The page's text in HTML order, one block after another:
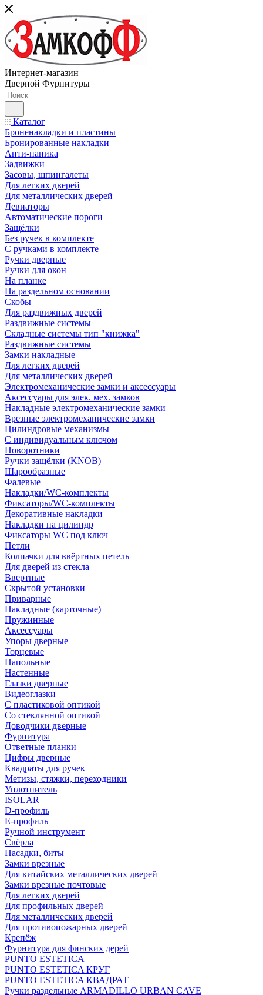
Интернет-магазин
Дверной Фурнитуры
Каталог
Броненакладки и пластины
Бронированные накладки
Анти-паника
Задвижки
Засовы, шпингалеты
Для легких дверей
Для металлических дверей
Девиаторы
Автоматические пороги
Защёлки
Без ручек в комплекте
С ручками в комплекте
Ручки дверные
Ручки для окон
На планке
На раздельном основании
Скобы
Для раздвижных дверей
Раздвижные системы
Складные системы тип "книжка"
Раздвижные системы
Замки накладные
Для легких дверей
Для металлических дверей
Электромеханические замки и аксессуары
Аксессуары для элек. мех. замков
Накладные электромеханические замки
Врезные электромеханические замки
Цилиндровые механизмы
С индивидуальным ключом
Поворотники
Ручки защёлки (KNOB)
Шарообразные
Фалевые
Накладки/WC-комплекты
Фиксаторы/WC-комплекты
Декоративные накладки
Накладки на цилиндр
Фиксаторы WC под ключ
Петли
Колпачки для ввёртных петель
Для дверей из стекла
Ввертные
Скрытой установки
Приварные
Накладные (карточные)
Пружинные
Аксессуары
Упоры дверные
Торцевые
Напольные
Настенные
Глазки дверные
Видеоглазки
С пластиковой оптикой
Со стеклянной оптикой
Доводчики дверные
Фурнитура
Ответные планки
Цифры дверные
Квадраты для ручек
Метизы, стяжки, переходники
Уплотнитель
ISOLAR
D-профиль
Е-профиль
Ручной инструмент
Свёрла
Насадки, биты
Замки врезные
Для китайских металлических дверей
Замки врезные почтовые
Для легких дверей
Для профильных дверей
Для металлических дверей
Для противопожарных дверей
Крепёж
Фурнитура для финских дерей
PUNTO ESTETICA
PUNTO ESTETICA КРУГ
PUNTO ESTETICA КВАДРАТ
Ручки раздельные ARMADILLO URBAN CAVE